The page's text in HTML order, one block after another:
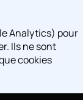
Analytics) pour
Ils ne sont
cookies